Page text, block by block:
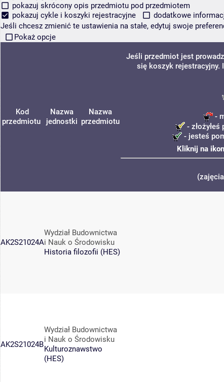
pokazuj skrócony opis przedmiotu pod przedmiotem
pokazuj cykle i koszyki rejestracyjne
dodatkowe
Jeśli chcesz zmienić te ustawienia na stałe, edytuj swoje
Pokaż opcje
Kod
przedmiotu
Nazwa
jednostki
Nazwa
przedmiotu
Jeśli przedmiot jest
się koszyk rejestracyjny.
-
-
- jesteś
Kliknij na
AK2S21024A
Wydział Budownictwa
i Nauk o Środowisku
Historia filozofii (HES)
AK2S21024B
Wydział Budownictwa
i Nauk o Środowisku
Kulturoznawstwo
(HES)